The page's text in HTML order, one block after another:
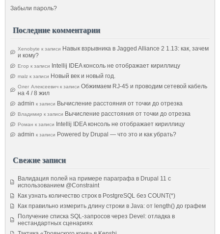
Забыли пароль?
Последние комментарии
Xenobyte к записи Навык взрывника в Jagged Alliance 2 1.13: как, зачем
и кому?
Егор к записи Intellij IDEA консоль не отображает кириллицу
malz к записи Новый век и новый год.
Олег Алексеевич к записи Обжимаем RJ-45 и проводим сетевой кабель
на 4 / 8 жил
admin к записи Вычисление расстояния от точки до отрезка
Владимир к записи Вычисление расстояния от точки до отрезка
Роман к записи Intellij IDEA консоль не отображает кириллицу
admin к записи Powered by Drupal — что это и как убрать?
Свежие записи
Валидация полей на примере параграфа в Drupal 11 с
использованием @Constraint
Как узнать количество строк в PostgreSQL без COUNT(*)
Как правильно измерить длину строки в Java: от length() до графем
Получение списка SQL-запросов через Devel: отладка в
нестандартных сценариях